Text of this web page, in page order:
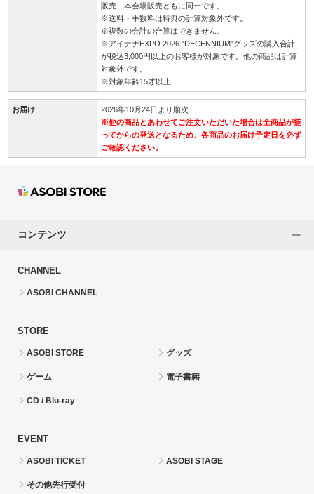
販売、本会場販売ともに同一です。
※送料・手数料は特典の計算対象外です。
※複数の会計の合算はできません。
※アイナナEXPO 2026 "DECENNIUM"グッズの購入合計
が税込3,000円以上のお客様が対象です。他の商品は計算
対象外です。
※対象年齢15才以上
お届け
2026年10月24日より順次
※他の商品とあわせてご注文いただいた場合は全商品が揃
ってからの発送となるため、各商品のお届け予定日を必ず
ご確認ください。
コンテンツ
CHANNEL
ASOBI CHANNEL
STORE
ASOBI STORE グッズ
ゲーム 電子書籍
CD / Blu-ray
EVENT
ASOBI TICKET ASOBI STAGE
その他先行受付